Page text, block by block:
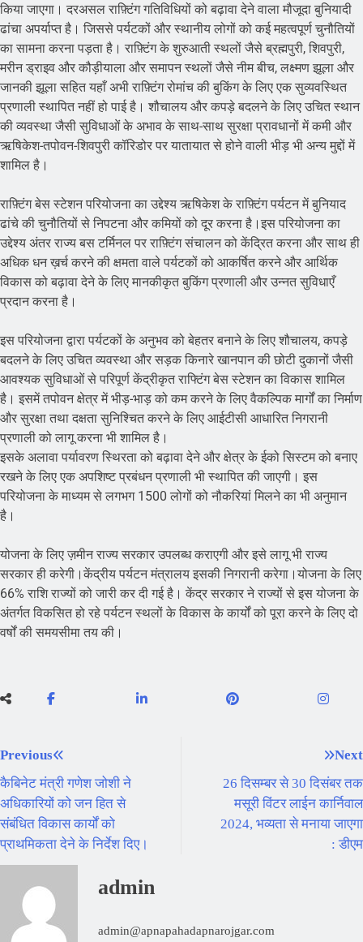
किया जाएगा। दरअसल राफ़्टिंग गतिविधियों को बढ़ावा देने वाला मौजूदा बुनियादी
ढांचा अपर्याप्त है। जिससे पर्यटकों और स्थानीय लोगों को कई महत्वपूर्ण चुनौतियों
का सामना करना पड़ता है। राफ़्टिंग के शुरुआती स्थलों जैसे ब्रह्मपुरी, शिवपुरी,
मरीन ड्राइव और कौड़ीयाला और समापन स्थलों जैसे नीम बीच, लक्ष्मण झूला और
जानकी झूला सहित यहाँ अभी राफ़्टिंग रोमांच की बुकिंग के लिए एक सुव्यवस्थित
प्रणाली स्थापित नहीं हो पाई है। शौचालय और कपड़े बदलने के लिए उचित स्थान
की व्यवस्था जैसी सुविधाओं के अभाव के साथ-साथ सुरक्षा प्रावधानों में कमी और
ऋषिकेश-तपोवन-शिवपुरी कॉरिडोर पर यातायात से होने वाली भीड़ भी अन्य मुद्दों में
शामिल है।
राफ़्टिंग बेस स्टेशन परियोजना का उद्देश्य ऋषिकेश के राफ़्टिंग पर्यटन में बुनियाद
ढांचे की चुनौतियों से निपटना और कमियों को दूर करना है।इस परियोजना का
उद्देश्य अंतर राज्य बस टर्मिनल पर राफ़्टिंग संचालन को केंद्रित करना और साथ ही
अधिक धन ख़र्च करने की क्षमता वाले पर्यटकों को आकर्षित करने और आर्थिक
विकास को बढ़ावा देने के लिए मानकीकृत बुकिंग प्रणाली और उन्नत सुविधाएँ
प्रदान करना है।
इस परियोजना द्वारा पर्यटकों के अनुभव को बेहतर बनाने के लिए शौचालय, कपड़े
बदलने के लिए उचित व्यवस्था और सड़क किनारे खानपान की छोटी दुकानों जैसी
आवश्यक सुविधाओं से परिपूर्ण केंद्रीकृत राफ्टिंग बेस स्टेशन का विकास शामिल
है। इसमें तपोवन क्षेत्र में भीड़-भाड़ को कम करने के लिए वैकल्पिक मार्गों का निर्माण
और सुरक्षा तथा दक्षता सुनिश्चित करने के लिए आईटीसी आधारित निगरानी
प्रणाली को लागू करना भी शामिल है।
इसके अलावा पर्यावरण स्थिरता को बढ़ावा देने और क्षेत्र के ईको सिस्टम को बनाए
रखने के लिए एक अपशिष्ट प्रबंधन प्रणाली भी स्थापित की जाएगी। इस
परियोजना के माध्यम से लगभग 1500 लोगों को नौकरियां मिलने का भी अनुमान
है।
योजना के लिए ज़मीन राज्य सरकार उपलब्ध कराएगी और इसे लागू भी राज्य
सरकार ही करेगी।केंद्रीय पर्यटन मंत्रालय इसकी निगरानी करेगा।योजना के लिए
66% राशि राज्यों को जारी कर दी गई है। केंद्र सरकार ने राज्यों से इस योजना के
अंतर्गत विकसित हो रहे पर्यटन स्थलों के विकास के कार्यों को पूरा करने के लिए दो
वर्षों की समयसीमा तय की।
Previous
कैबिनेट मंत्री गणेश जोशी ने
अधिकारियों को जन हित से
संबंधित विकास कार्यों को
प्राथमिकता देने के निर्देश दिए।
Next
26 दिसम्बर से 30 दिसंबर तक
मसूरी विंटर लाईन कार्निवाल
2024, भव्यता से मनाया जाएगा
: डीएम
admin
admin@apnapahadapnarojgar.com